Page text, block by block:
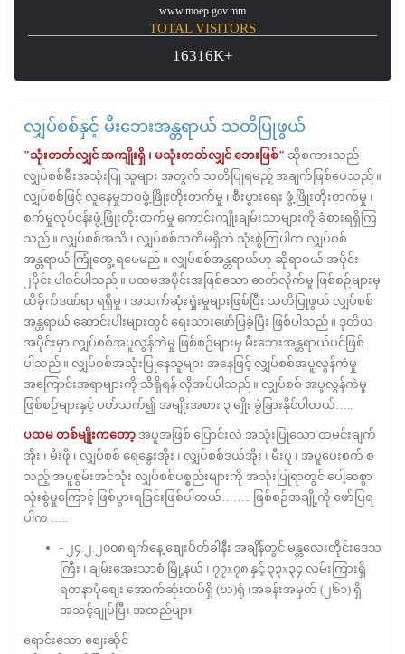
www.moep.gov.mm
TOTAL VISITORS
16316K+
လျှပ်စစ်နှင့် မီးဘေးအန္တရာယ် သတိပြုဖွယ်
"သုံးတတ်လျှင် အကျိုးရှိ ၊ မသုံးတတ်လျှင် ဘေးဖြစ်" ဆိုစကားသည်
လျှပ်စစ်မီးအသုံးပြု သူများ အတွက် သတိပြုရမည့် အချက်ဖြစ်ပေသည် ။
လျှပ်စစ်ဖြင့် လူနေမှုဘဝဖွံ့ဖြိုးတိုးတက်မှု ၊ စီးပွားရေး ဖွံ့ဖြိုးတိုးတက်မှု ၊
စက်မှုလုပ်ငန်းဖွံ့ဖြိုးတိုးတက်မှု ကောင်းကျိုးချမ်းသာများကို ခံစားရရှိကြ
သည် ။ လျှပ်စစ်အသိ ၊ လျှပ်စစ်သတိမရှိဘဲ သုံးစွဲကြပါက လျှပ်စစ်
အန္တရာယ် ကြုံတွေ့ ရပေမည် ။ လျှပ်စစ်အန္တရာယ်ဟု ဆိုရာဝယ် အပိုင်း
၂ပိုင်း ပါဝင်ပါသည် ။ ပထမအပိုင်းအဖြစ်သော ဓာတ်လိုက်မှု ဖြစ်စဉ်များမှ
ထိခိုက်ဒဏ်ရာ ရရှိမှု ၊ အသက်ဆုံးရှုံးမှုများဖြစ်ပြီး သတိပြုဖွယ် လျှပ်စစ်
အန္တရာယ် ဆောင်းပါးများတွင် ရေးသားဖော်ပြခဲ့ပြီး ဖြစ်ပါသည် ။ ဒုတိယ
အပိုင်းမှာ လျှပ်စစ်အပူလွန်ကဲမှု ဖြစ်စဉ်များမှ မီးဘေးအန္တရာယ်ပင်ဖြစ်
ပါသည် ။ လျှပ်စစ်အသုံးပြုနေသူများ အနေဖြင့် လျှပ်စစ်အပူလွန်ကဲမှု
အကြောင်းအရာများကို သိရှိရန် လိုအပ်ပါသည် ။ လျှပ်စစ် အပူလွန်ကဲမှု
ဖြစ်စဉ်များနှင့် ပတ်သက်၍ အမျိုးအစား ၃ မျိုး ခွဲခြားနိုင်ပါတယ်…..
ပထမ တစ်မျိုးကတော့ အပူအဖြစ် ပြောင်းလဲ အသုံးပြုသော ထမင်းချက်
အိုး ၊ မီးဖို ၊ လျှပ်စစ် ရေနွေးအိုး ၊ လျှပ်စစ်ဒယ်အိုး ၊ မီးပူ ၊ အပူပေးစက် စ
သည့် အပူစွမ်းအင်သုံး လျှပ်စစ်ပစ္စည်းများကို အသုံးပြုရာတွင် ပေါ့ဆစွာ
သုံးစွဲမှုကြောင့် ဖြစ်ပွားရခြင်းဖြစ်ပါတယ်…….. ဖြစ်စဉ်အချို့ကို ဖော်ပြရ
ပါက …..
- ၂၄.၂.၂၀၀၈ ရက်နေ့ စျေးပိတ်ခါနီး အချိန်တွင် မန္တလေးတိုင်းဒေသ
ကြီး ၊ ချမ်းအေးသာစံ မြို့နယ် ၊ ၇၇x၇၈ နှင့် ၃၃x၃၄ လမ်းကြားရှိ
ရတနာပုံစျေး အောက်ဆုံးထပ်ရှိ (ဃ)ရုံ ၊အခန်းအမှတ် (၂၆၁) ရှိ
အသင့်ချုပ်ပြီး အထည်များ
ရောင်းသော စျေးဆိုင်